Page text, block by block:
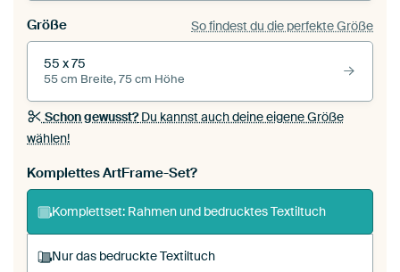
Größe So findest du die perfekte Größe
55 x 75
55 cm Breite, 75 cm Höhe
Schon gewusst?Du kannst auch deine eigene Größe
wählen!
Komplettes ArtFrame-Set?
Komplettset: Rahmen und bedrucktes Textiltuch
Nur das bedruckte Textiltuch